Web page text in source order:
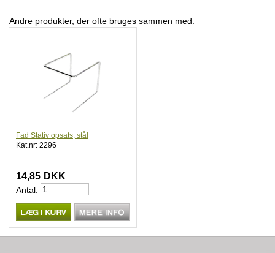
Andre produkter, der ofte bruges sammen med:
Fad Stativ opsats, stål
Kat.nr: 2296
14,85 DKK
Antal: